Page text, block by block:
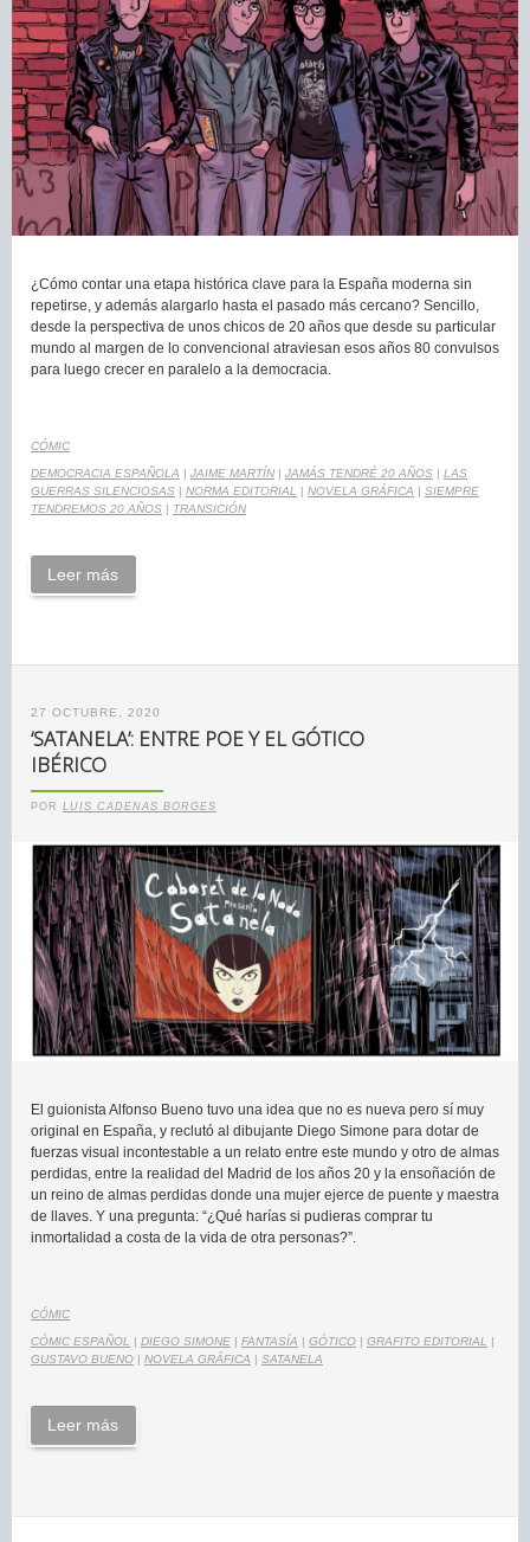
¿Cómo contar una etapa histórica clave para la España moderna sin
repetirse, y además alargarlo hasta el pasado más cercano? Sencillo,
desde la perspectiva de unos chicos de 20 años que desde su particular
mundo al margen de lo convencional atraviesan esos años 80 convulsos
para luego crecer en paralelo a la democracia.
CÓMIC
DEMOCRACIA ESPAÑOLA | JAIME MARTÍN | JAMÁS TENDRÉ 20 AÑOS | LAS
GUERRAS SILENCIOSAS | NORMA EDITORIAL | NOVELA GRÁFICA | SIEMPRE
TENDREMOS 20 AÑOS | TRANSICIÓN
Leer más
27 OCTUBRE, 2020
‘SATANELA’: ENTRE POE Y EL GÓTICO
IBÉRICO
POR LUIS CADENAS BORGES
El guionista Alfonso Bueno tuvo una idea que no es nueva pero sí muy
original en España, y reclutó al dibujante Diego Simone para dotar de
fuerzas visual incontestable a un relato entre este mundo y otro de almas
perdidas, entre la realidad del Madrid de los años 20 y la ensoñación de
un reino de almas perdidas donde una mujer ejerce de puente y maestra
de llaves. Y una pregunta: “¿Qué harías si pudieras comprar tu
inmortalidad a costa de la vida de otra personas?”.
CÓMIC
CÓMIC ESPAÑOL | DIEGO SIMONE | FANTASÍA | GÓTICO | GRAFITO EDITORIAL |
GUSTAVO BUENO | NOVELA GRÁFICA | SATANELA
Leer más